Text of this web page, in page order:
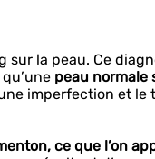
sur la peau. Ce
peau normale
imperfection et le
ce que l’on